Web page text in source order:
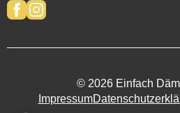
© 2026 Einfach
Impressum